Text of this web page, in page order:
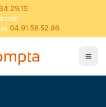
04.91.58.52.86